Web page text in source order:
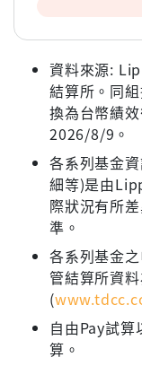
資料來源:
結算所。同
換為台幣績
2026/8/9。
各系列基金
細等)是由
際狀況有所
準。
各系列基金
管結算所資
(
自由Pay試
算。